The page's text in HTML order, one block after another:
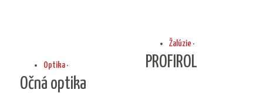
Optika ·
Očná optika
Žalúzie ·
PROFIROL